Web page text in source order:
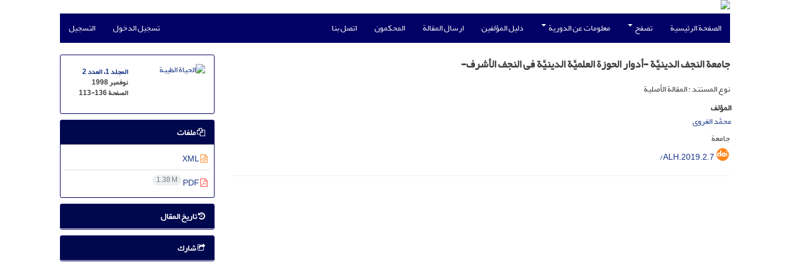
الصفحة الرئيسية تصفح معلومات عن الدورية دليل المؤلفين ارسال المقالة المحكمون اتصل بنا تسجيل الدخول التسجيل
جامعة النجف الدینیَّة -أدوار الحوزة العلمیَّة الدینیَّة فی النجف الأشرف-
نوع المستند : المقالة الأصلية
المؤلف
محمَّد الغروی
جامعة
/ALH.2019.2.7
المجلد 1، العدد 2
نوفمبر 1998
الصفحة113-136
ملفات
XML
1.38 M
تاریخ المقال
شارك